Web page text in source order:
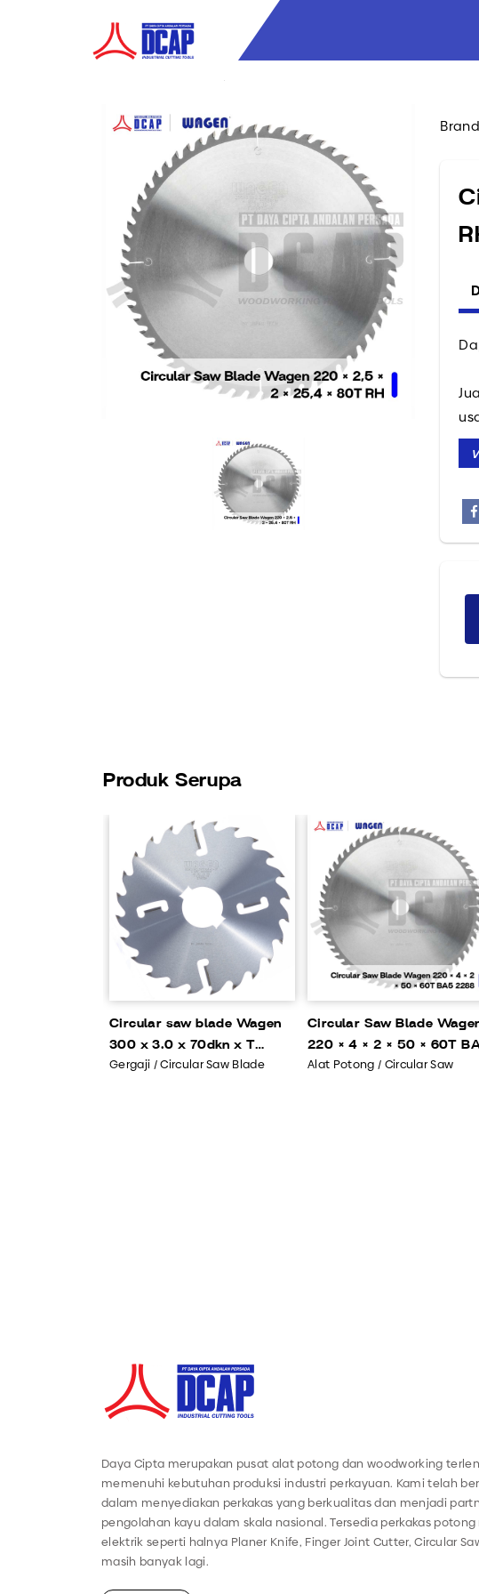
Brand
Produk Serupa
Circular saw blade Wagen
300 x 3.0 x 70dkn x T
24+2+2
Gergaji / Circular Saw Blade
Circular Saw Blade
220 × 4 × 2 × 50 × 60T
2288
Alat Potong / Circular Saw
Daya Cipta merupakan pusat alat potong dan woodworking
memenuhi kebutuhan produksi industri perkayuan. Kami telah
dalam menyediakan perkakas yang berkualitas dan menjadi
pengolahan kayu dalam skala nasional. Tersedia perkakas
elektrik seperti halnya Planer Knife, Finger Joint Cutter, Circular
masih banyak lagi.